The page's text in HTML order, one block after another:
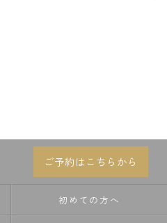
ご予約はこちらから
初めての方へ